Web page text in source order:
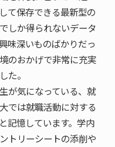
て保存できる最新型の
しか得られないデータ
味深いものばかりだっ
のおかげで非常に充実
た。
が気になっている、就
では就職活動に対する
記憶しています。学内
トリーシートの添削や